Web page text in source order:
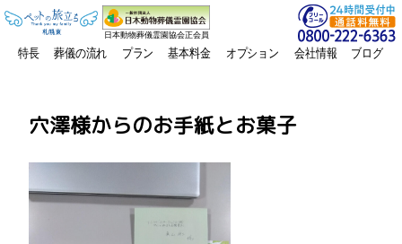
日本動物葬儀霊園協会正会員
特長 葬儀の流れ プラン 基本料金 オプション 会社情報 ブログ
穴澤様からのお手紙とお菓子